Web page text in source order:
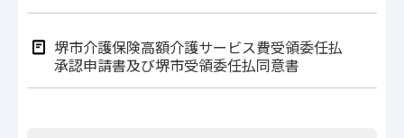
堺市介護保険高額介護サービス費受領委任払
承認申請書及び堺市受領委任払同意書